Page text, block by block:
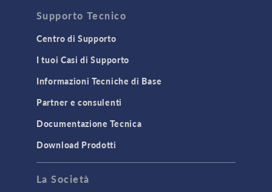
Supporto Tecnico
Centro di Supporto
I tuoi Casi di Supporto
Informazioni Tecniche di Base
Partner e consulenti
Documentazione Tecnica
Download Prodotti
La Società